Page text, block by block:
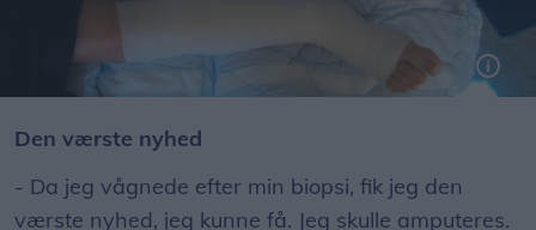
Den værste nyhed
- Da jeg vågnede efter min biopsi, fik jeg den
værste nyhed, jeg kunne få. Jeg skulle amputeres.